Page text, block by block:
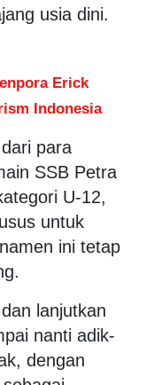
usia dini.
Erick
Indonesia
para
SSB Petra
U-12,
untuk
ini tetap
lanjutkan
nanti adik-
dengan